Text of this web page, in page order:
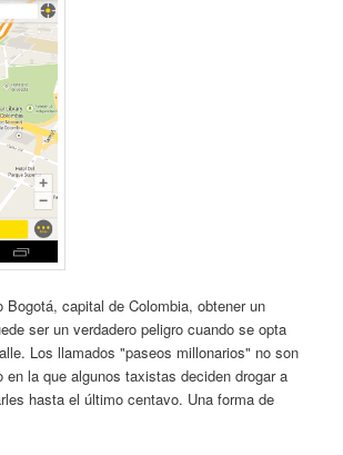
Bogotá, capital de Colombia, obtener un
ser un verdadero peligro cuando se opta
Los llamados "paseos millonarios" no son
en la que algunos taxistas deciden drogar a
hasta el último centavo. Una forma de